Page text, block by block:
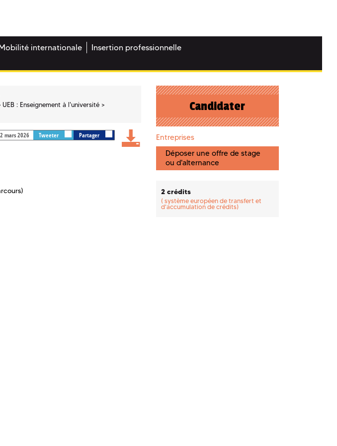
Mobilité internationale
Insertion professionnelle
UEB : Enseignement à l'université
mars 2026 Tweeter Partager
Candidater
Entreprises
Déposer une offre de stage
ou d'alternance
2 crédits
( système européen de transfert et
d'accumulation de crédits)